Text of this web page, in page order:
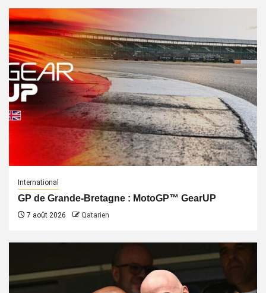
International
GP de Grande-Bretagne : MotoGP™ GearUP
7 août 2026 Qatarien